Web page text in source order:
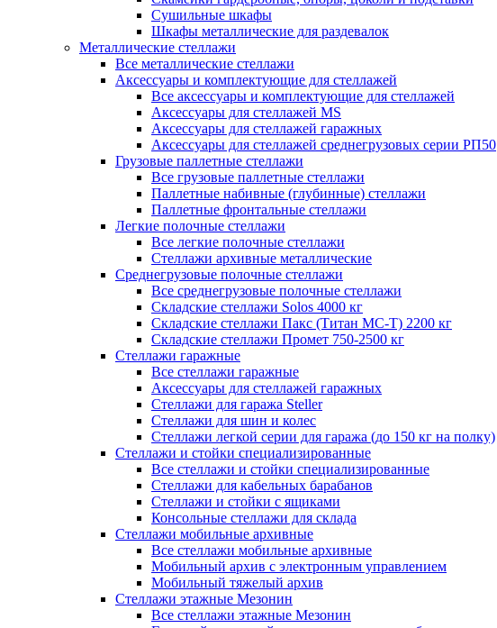
Сушильные шкафы
Шкафы металлические для раздевалок
Металлические стеллажи
Все металлические стеллажи
Аксессуары и комплектующие для стеллажей
Все аксессуары и комплектующие для стеллажей
Аксессуары для стеллажей MS
Аксессуары для стеллажей гаражных
Аксессуары для стеллажей среднегрузовых серии РП50
Грузовые паллетные стеллажи
Все грузовые паллетные стеллажи
Паллетные набивные (глубинные) стеллажи
Паллетные фронтальные стеллажи
Легкие полочные стеллажи
Все легкие полочные стеллажи
Стеллажи архивные металлические
Среднегрузовые полочные стеллажи
Все среднегрузовые полочные стеллажи
Складские стеллажи Solos 4000 кг
Складские стеллажи Пакс (Титан МС-Т) 2200 кг
Складские стеллажи Промет 750-2500 кг
Стеллажи гаражные
Все стеллажи гаражные
Аксессуары для стеллажей гаражных
Стеллажи для гаража Steller
Стеллажи для шин и колес
Стеллажи легкой серии для гаража (до 150 кг на полку)
Стеллажи и стойки специализированные
Все стеллажи и стойки специализированные
Стеллажи для кабельных барабанов
Стеллажи и стойки с ящиками
Консольные стеллажи для склада
Стеллажи мобильные архивные
Все стеллажи мобильные архивные
Мобильный архив с электронным управлением
Мобильный тяжелый архив
Стеллажи этажные Мезонин
Все стеллажи этажные Мезонин